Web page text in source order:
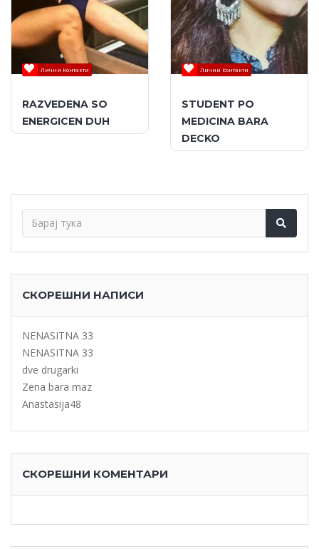
Лични Контакти
RAZVEDENA SO
ENERGICEN DUH
Лични Контакти
STUDENT PO
MEDICINA BARA
DECKO
СКОРЕШНИ НАПИСИ
NENASITNA 33
NENASITNA 33
dve drugarki
Zena bara maz
Anastasija48
СКОРЕШНИ КОМЕНТАРИ